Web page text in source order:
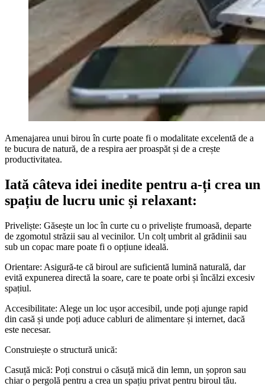
Amenajarea unui birou în curte poate fi o modalitate excelentă de a
te bucura de natură, de a respira aer proaspăt și de a crește
productivitatea.
Iată câteva idei inedite pentru a-ți crea un
spațiu de lucru unic și relaxant:
Priveliște: Găsește un loc în curte cu o priveliște frumoasă, departe
de zgomotul străzii sau al vecinilor. Un colț umbrit al grădinii sau
sub un copac mare poate fi o opțiune ideală.
Orientare: Asigură-te că biroul are suficientă lumină naturală, dar
evită expunerea directă la soare, care te poate orbi și încălzi excesiv
spațiul.
Accesibilitate: Alege un loc ușor accesibil, unde poți ajunge rapid
din casă și unde poți aduce cabluri de alimentare și internet, dacă
este necesar.
Construiește o structură unică:
Casuță mică: Poți construi o căsuță mică din lemn, un șopron sau
chiar o pergolă pentru a crea un spațiu privat pentru biroul tău.